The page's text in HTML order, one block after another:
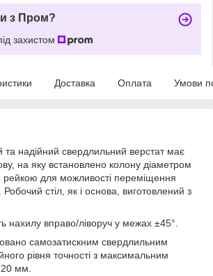
з Пром?
захистом
Доставка Оплата Умови
свердлильний верстатмає
на яку встановлено колону діаметром
рейкою для можливості переміщення
Робочий стіл, як і основа, виготовлений з
нахилу вправо/ліворуч у межах ±45°.
самозатискним свердлильним
рівня точності з максимальним
мм.